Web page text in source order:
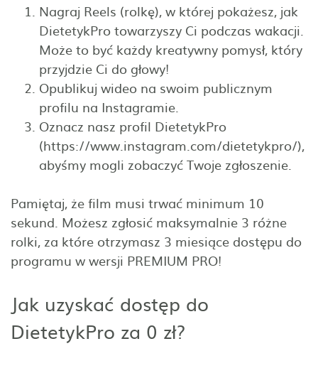
Nagraj Reels (rolkę), w której pokażesz, jak
DietetykPro towarzyszy Ci podczas wakacji.
Może to być każdy kreatywny pomysł, który
przyjdzie Ci do głowy!
Opublikuj wideo na swoim publicznym
profilu na Instagramie.
Oznacz nasz profil DietetykPro
(https://www.instagram.com/dietetykpro/),
abyśmy mogli zobaczyć Twoje zgłoszenie.
Pamiętaj, że film musi trwać minimum 10
sekund. Możesz zgłosić maksymalnie 3 różne
rolki, za które otrzymasz 3 miesiące dostępu do
programu w wersji PREMIUM PRO!
Jak uzyskać dostęp do
DietetykPro za 0 zł?